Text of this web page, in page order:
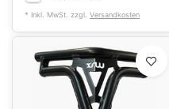
* Inkl. MwSt. zzgl. Versandkosten